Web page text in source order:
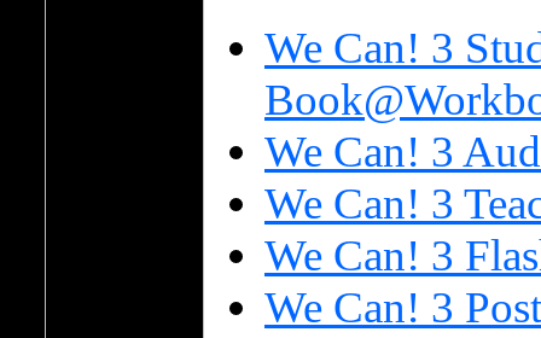
We Can! 3
We Can! 3
We Can! 3
We Can! 3
We Can! 3